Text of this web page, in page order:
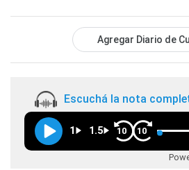
Agregar Diario de
Escuchá la nota
1 1.5 10 10